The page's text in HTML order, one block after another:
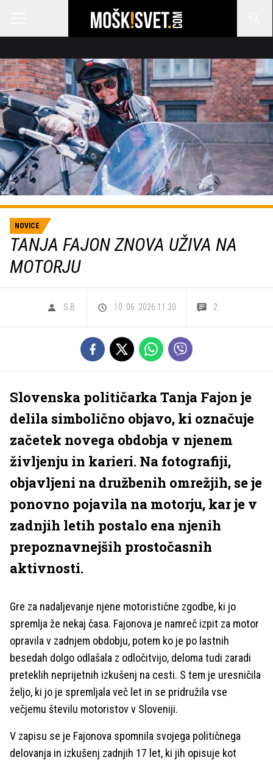
NOVICE
TANJA FAJON ZNOVA UŽIVA NA
MOTORJU
S.B. 10. 06. 2026 11.30 2
Slovenska političarka Tanja Fajon je
delila simbolično objavo, ki označuje
začetek novega obdobja v njenem
življenju in karieri. Na fotografiji,
objavljeni na družbenih omrežjih, se je
ponovno pojavila na motorju, kar je v
zadnjih letih postalo ena njenih
prepoznavnejših prostočasnih
aktivnosti.
Gre za nadaljevanje njene motoristične zgodbe, ki jo
spremlja že nekaj časa. Fajonova je namreč izpit za motor
opravila v zadnjem obdobju, potem ko je po lastnih
besedah dolgo odlašala z odločitvijo, deloma tudi zaradi
preteklih neprijetnih izkušenj na cesti. S tem je uresničila
željo, ki jo je spremljala več let in se pridružila vse
večjemu številu motoristov v Sloveniji.
V zapisu se je Fajonova spomnila svojega političnega
delovanja in izkušenj zadnjih 17 let, ki jih opisuje kot